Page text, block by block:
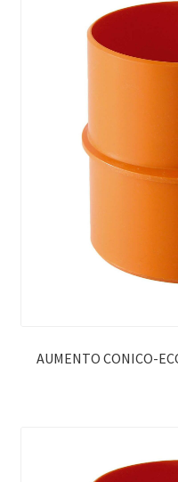
AUMENTO CONICO-